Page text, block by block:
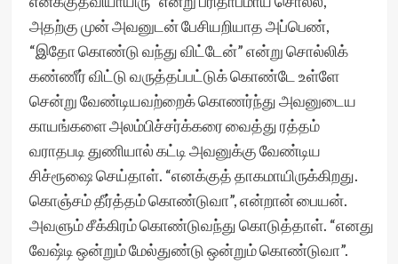
அதற்கு முன் அவனுடன் பேசியறியாத அப்பெண்,
“இதோ கொண்டு வந்து விட்டேன்” என்று சொல்லிக்
கண்ணீர் விட்டு வருத்தப்பட்டுக் கொண்டே உள்ளே
சென்று வேண்டியவற்றைக் கொணர்ந்து அவனுடைய
காயங்களை அலம்பிச்சர்க்கரை வைத்து ரத்தம்
வராதபடி துணியால் கட்டி அவனுக்கு வேண்டிய
சிச்ரூஷை செய்தாள். “எனக்குத் தாகமாயிருக்கிறது.
கொஞ்சம் தீர்த்தம் கொண்டுவா”, என்றான் பையன்.
அவளும் சீக்கிரம் கொண்டுவந்து கொடுத்தாள். “எனது
வேஷ்டி ஒன்றும் மேல்துண்டு ஒன்றும் கொண்டுவா”.